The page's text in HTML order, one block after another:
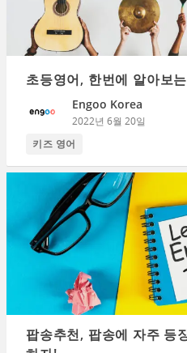
초등영어, 한번에 알아보
Engoo Korea
2022년 6월 20일
키즈 영어
팝송추천, 팝송에 자주 등